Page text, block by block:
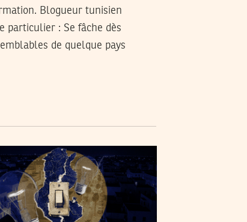
Blogueur tunisien
particulier : Se fâche dès
de quelque pays